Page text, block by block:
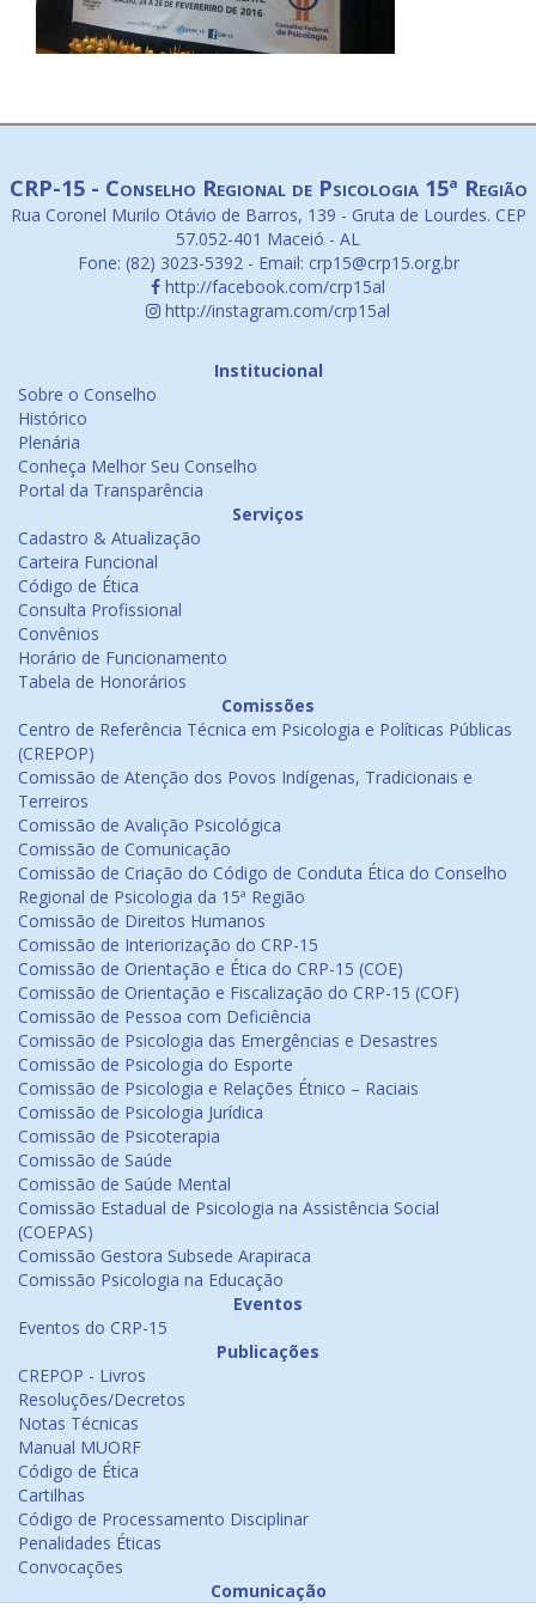
CRP-15 - Conselho Regional de Psicologia 15ª Região
Rua Coronel Murilo Otávio de Barros, 139 - Gruta de Lourdes. CEP
57.052-401 Maceió - AL
Fone: (82) 3023-5392 - Email: crp15@crp15.org.br
http://facebook.com/crp15al
http://instagram.com/crp15al
Institucional
Sobre o Conselho
Histórico
Plenária
Conheça Melhor Seu Conselho
Portal da Transparência
Serviços
Cadastro & Atualização
Carteira Funcional
Código de Ética
Consulta Profissional
Convênios
Horário de Funcionamento
Tabela de Honorários
Comissões
Centro de Referência Técnica em Psicologia e Políticas Públicas
(CREPOP)
Comissão de Atenção dos Povos Indígenas, Tradicionais e
Terreiros
Comissão de Avalição Psicológica
Comissão de Comunicação
Comissão de Criação do Código de Conduta Ética do Conselho
Regional de Psicologia da 15ª Região
Comissão de Direitos Humanos
Comissão de Interiorização do CRP-15
Comissão de Orientação e Ética do CRP-15 (COE)
Comissão de Orientação e Fiscalização do CRP-15 (COF)
Comissão de Pessoa com Deficiência
Comissão de Psicologia das Emergências e Desastres
Comissão de Psicologia do Esporte
Comissão de Psicologia e Relações Étnico – Raciais
Comissão de Psicologia Jurídica
Comissão de Psicoterapia
Comissão de Saúde
Comissão de Saúde Mental
Comissão Estadual de Psicologia na Assistência Social
(COEPAS)
Comissão Gestora Subsede Arapiraca
Comissão Psicologia na Educação
Eventos
Eventos do CRP-15
Publicações
CREPOP - Livros
Resoluções/Decretos
Notas Técnicas
Manual MUORF
Código de Ética
Cartilhas
Código de Processamento Disciplinar
Penalidades Éticas
Convocações
Comunicação